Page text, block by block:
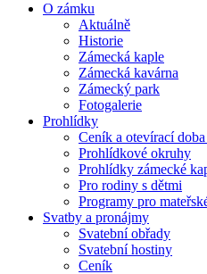
O zámku
Aktuálně
Historie
Zámecká kaple
Zámecká kavárna
Zámecký park
Fotogalerie
Prohlídky
Ceník a otevírací
Prohlídkové okruhy
Prohlídky zámecké
Pro rodiny s dětmi
Programy pro
Svatby a pronájmy
Svatební obřady
Svatební hostiny
Ceník